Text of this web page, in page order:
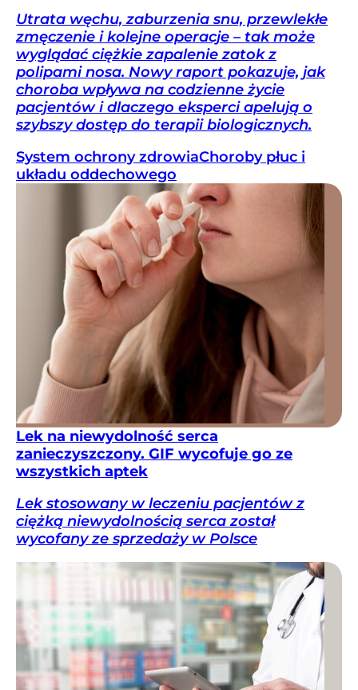
Utrata węchu, zaburzenia snu, przewlekłe
zmęczenie i kolejne operacje – tak może
wyglądać ciężkie zapalenie zatok z
polipami nosa. Nowy raport pokazuje, jak
choroba wpływa na codzienne życie
pacjentów i dlaczego eksperci apelują o
szybszy dostęp do terapii biologicznych.
System ochrony zdrowiaChoroby płuc i
układu oddechowego
Lek na niewydolność serca
zanieczyszczony. GIF wycofuje go ze
wszystkich aptek
Lek stosowany w leczeniu pacjentów z
ciężką niewydolnością serca został
wycofany ze sprzedaży w Polsce